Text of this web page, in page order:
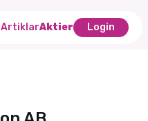
ArtiklarAktier Login